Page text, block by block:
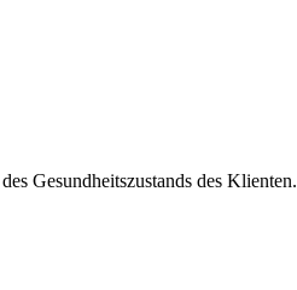
Gesundheitszustands des Klienten.